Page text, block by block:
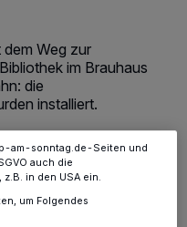
Weg zur
im Brauhaus
die
installiert.
Lesezeit
und unsere Partner
relevant für Sie. Sie können
Ihre Einstellungen zu
indem Sie auf den Link
Website. Weitere
am-sonntag.de-Seiten und
auch die
z.B. in den USA ein.
um Folgendes